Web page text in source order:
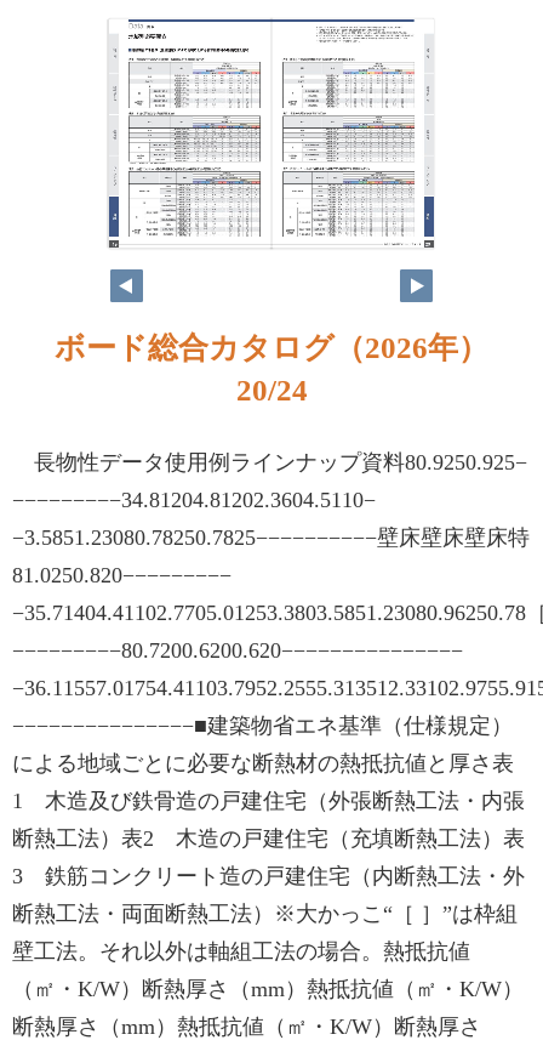
ボード総合カタログ（2026年）
20/24
長物性データ使用例ラインナップ資料80.9250.925−
−−−−−−−−−34.81204.81202.3604.5110−
−3.5851.23080.78250.7825−−−−−−−−−−壁床壁床壁床特
81.0250.820−−−−−−−−−
−35.71404.41102.7705.01253.3803.5851.23080.96250.78
−−−−−−−−−80.7200.6200.620−−−−−−−−−−−−−−−
−−−−−−−−−−−−−−−■建築物省エネ基準（仕様規定）
による地域ごとに必要な断熱材の熱抵抗値と厚さ表
1 木造及び鉄骨造の戸建住宅（外張断熱工法・内張
断熱工法）表2 木造の戸建住宅（充填断熱工法）表
3 鉄筋コンクリート造の戸建住宅（内断熱工法・外
断熱工法・両面断熱工法）※大かっこ“［ ］”は枠組
壁工法。それ以外は軸組工法の場合。熱抵抗値
（㎡・K/W）断熱厚さ（mm）熱抵抗値（㎡・K/W）
断熱厚さ（mm）熱抵抗値（㎡・K/W）断熱厚さ